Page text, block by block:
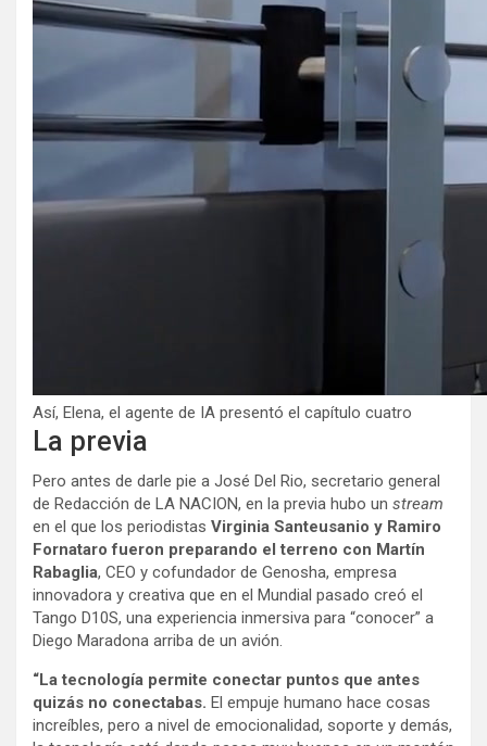
Así, Elena, el agente de IA presentó el capítulo cuatro
La previa
Pero antes de darle pie a José Del Rio, secretario general
de Redacción de LA NACION, en la previa hubo un stream
en el que los periodistas Virginia Santeusanio y Ramiro
Fornataro fueron preparando el terreno con Martín
Rabaglia, CEO y cofundador de Genosha, empresa
innovadora y creativa que en el Mundial pasado creó el
Tango D10S, una experiencia inmersiva para “conocer” a
Diego Maradona arriba de un avión.
“La tecnología permite conectar puntos que antes
quizás no conectabas. El empuje humano hace cosas
increíbles, pero a nivel de emocionalidad, soporte y demás,